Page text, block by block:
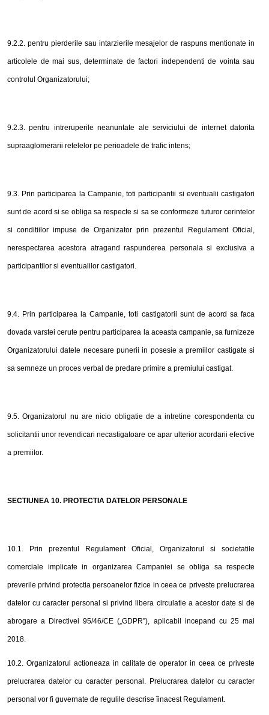
9.2.2. pentru pierderile sau intarzierile mesajelor de raspuns mentionate in
articolele de mai sus, determinate de factori independenti de vointa sau
controlul Organizatorului;
9.2.3. pentru intreruperile neanuntate ale serviciului de internet datorita
supraaglomerarii retelelor pe perioadele de trafic intens;
9.3. Prin participarea la Campanie, toti participantii si eventualii castigatori
sunt de acord si se obliga sa respecte si sa se conformeze tuturor cerintelor
si conditiilor impuse de Organizator prin prezentul Regulament Oficial,
nerespectarea acestora atragand raspunderea personala si exclusiva a
participantilor si eventualilor castigatori.
9.4. Prin participarea la Campanie, toti castigatorii sunt de acord sa faca
dovada varstei cerute pentru participarea la aceasta campanie, sa furnizeze
Organizatorului datele necesare punerii in posesie a premiilor castigate si
sa semneze un proces verbal de predare primire a premiului castigat.
9.5. Organizatorul nu are nicio obligatie de a intretine corespondenta cu
solicitantii unor revendicari necastigatoare ce apar ulterior acordarii efective
a premiilor.
SECTIUNEA 10. PROTECTIA DATELOR PERSONALE
10.1. Prin prezentul Regulament Oficial, Organizatorul si societatile
comerciale implicate in organizarea Campaniei se obliga sa respecte
preverile privind protectia persoanelor fizice in ceea ce priveste prelucrarea
datelor cu caracter personal si privind libera circulatie a acestor date si de
abrogare a Directivei 95/46/CE („GDPR”), aplicabil incepand cu 25 mai
2018.
10.2. Organizatorul actioneaza in calitate de operator in ceea ce priveste
prelucrarea datelor cu caracter personal. Prelucrarea datelor cu caracter
personal vor fi guvernate de regulile descrise îinacest Regulament.